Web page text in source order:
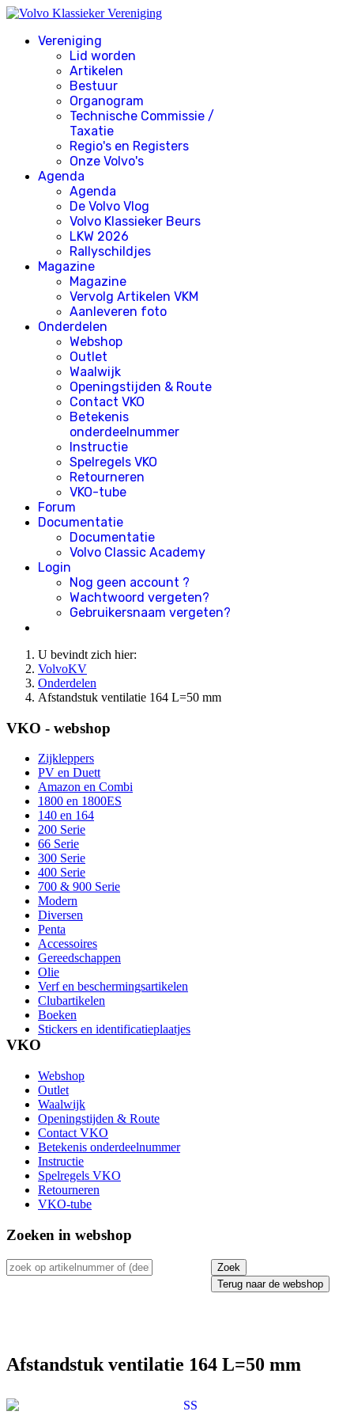
Vereniging
Lid worden
Artikelen
Bestuur
Organogram
Technische Commissie /
Taxatie
Regio's en Registers
Onze Volvo's
Agenda
Agenda
De Volvo Vlog
Volvo Klassieker Beurs
LKW 2026
Rallyschildjes
Magazine
Magazine
Vervolg Artikelen VKM
Aanleveren foto
Onderdelen
Webshop
Outlet
Waalwijk
Openingstijden & Route
Contact VKO
Betekenis
onderdeelnummer
Instructie
Spelregels VKO
Retourneren
VKO-tube
Forum
Documentatie
Documentatie
Volvo Classic Academy
Login
Nog geen account ?
Wachtwoord vergeten?
Gebruikersnaam vergeten?
U bevindt zich hier:
VolvoKV
Onderdelen
Afstandstuk ventilatie 164 L=50 mm
VKO - webshop
Zijkleppers
PV en Duett
Amazon en Combi
1800 en 1800ES
140 en 164
200 Serie
66 Serie
300 Serie
400 Serie
700 & 900 Serie
Modern
Diversen
Penta
Accessoires
Gereedschappen
Olie
Verf en beschermingsartikelen
Clubartikelen
Boeken
Stickers en identificatieplaatjes
VKO
Webshop
Outlet
Waalwijk
Openingstijden & Route
Contact VKO
Betekenis onderdeelnummer
Instructie
Spelregels VKO
Retourneren
VKO-tube
Zoeken in webshop
Terug naar de webshop
Afstandstuk ventilatie 164 L=50 mm